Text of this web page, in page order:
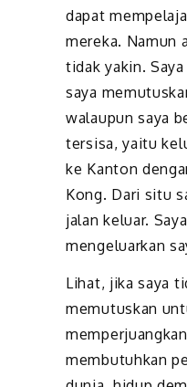
dapat
mereka. Namun
tidak yakin.
saya
walaupun saya
tersisa, yaitu
ke Kanton
Kong. Dari situ
jalan keluar.
mengeluarkan
Lihat, jika saya
memutuskan
membutuhkan